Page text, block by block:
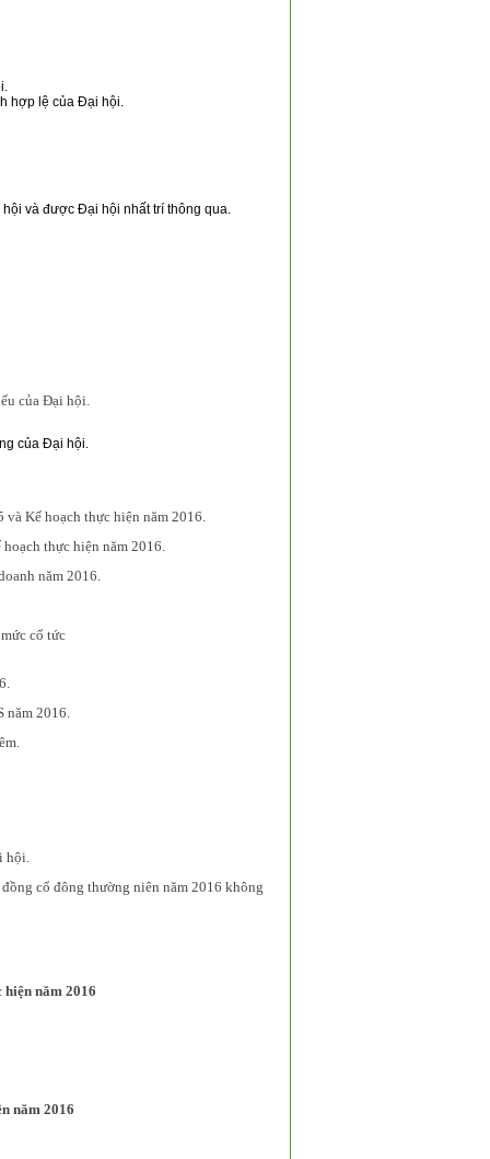
hợp lệ của Đại hội.
và được Đại hội nhất trí thông qua.
của Đại hội.
của Đại hội.
Kế hoạch thực hiện năm 2016.
thực hiện năm 2016.
năm 2016.
cổ tức
năm 2016.
hội.
cổ đông thường niên năm 2016 không
năm 2016
năm 2016